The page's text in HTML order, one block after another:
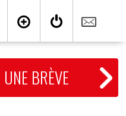
UNE BRÈVE